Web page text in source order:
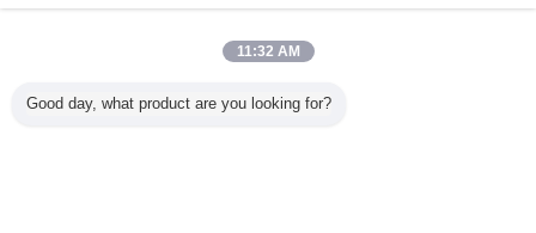
꼬리표:고전력 레이저 다이오드 모듈, 고성능 레이저 단위
11:32 AM
Good day, what product are you looking for?